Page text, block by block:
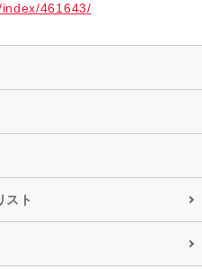
461643/
スト